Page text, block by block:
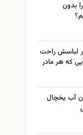
بدون
لباسش راحت
که هر مادر
آب یخچال